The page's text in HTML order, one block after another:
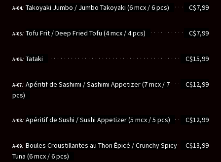
A-04. C$7,99
Takoyaki Jumbo / Jumbo Takoyaki (6 mcx / 6 pcs)
A-05. C$7,99
Tofu Frit / Deep Fried Tofu (4 mcx / 4 pcs)
A-06. C$15,99
Tataki
A-07. C$12,99
Apéritif de Sashimi / Sashimi Appetizer (7 mcx / 7
pcs)
A-08. C$12,99
Apéritif de Sushi / Sushi Appetizer (5 mcx / 5 pcs)
A-09. C$13,99
Boules Croustillantes au Thon Épicé / Crunchy Spicy
Tuna (6 mcx / 6 pcs)